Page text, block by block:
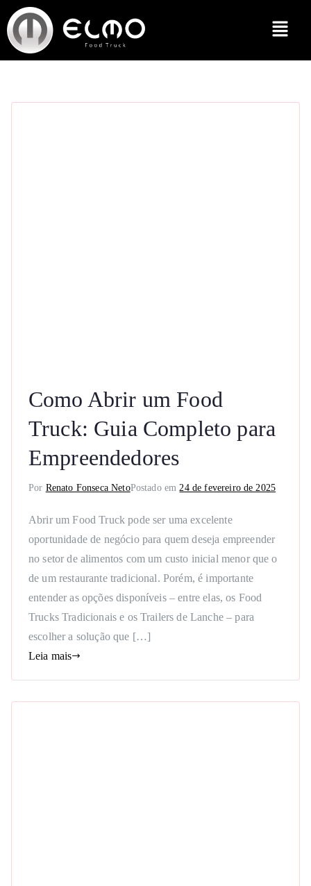
Como Abrir um Food
Truck: Guia Completo para
Empreendedores
Por Renato Fonseca NetoPostado em 24 de fevereiro de 2025
Abrir um Food Truck pode ser uma excelente
oportunidade de negócio para quem deseja empreender
no setor de alimentos com um custo inicial menor que o
de um restaurante tradicional. Porém, é importante
entender as opções disponíveis – entre elas, os Food
Trucks Tradicionais e os Trailers de Lanche – para
escolher a solução que […]
Leia mais